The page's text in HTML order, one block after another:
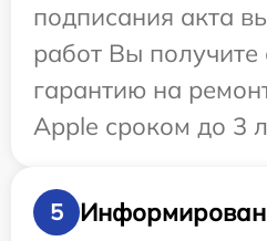
подписания акта
работ Вы
гарантию на
Apple сроком до 3
5